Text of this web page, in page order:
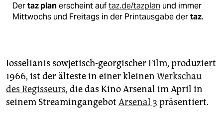
Dertaz planerscheint auftaz.de/tazplan und immer
Mittwochs und Freitags in der Printausgabe dertaz.
Iosselianis sowjetisch-georgischer Film, produziert
1966, ist der älteste in einer kleinen Werkschau
des Regisseurs, die das Kino Arsenal im April in
seinem Streamingangebot Arsenal 3 präsentiert.